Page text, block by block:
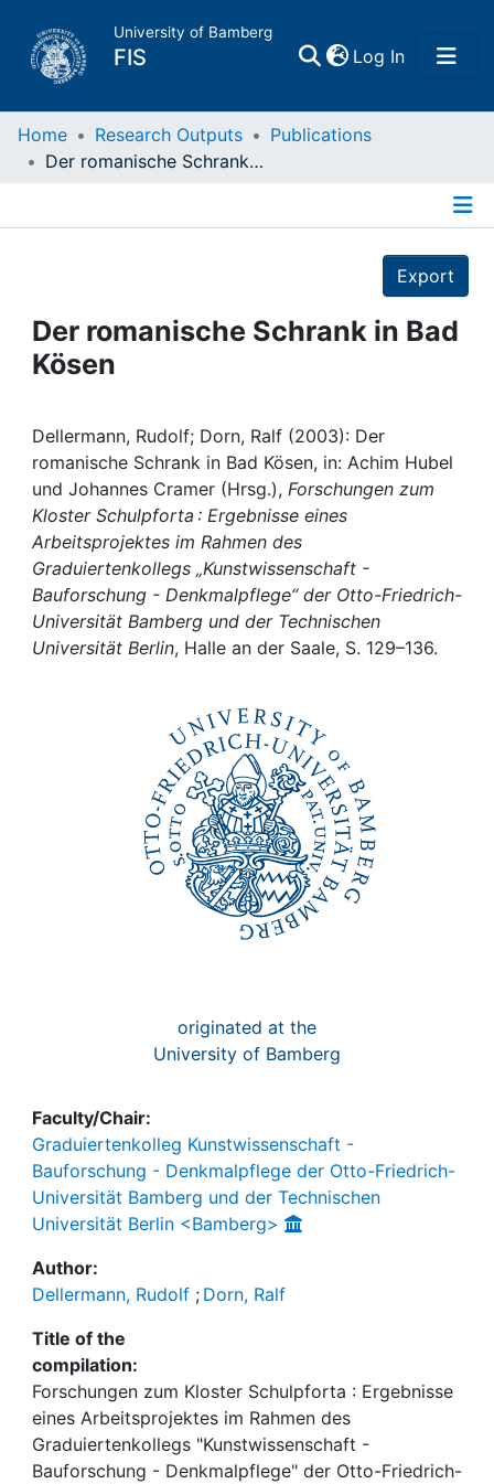
University of Bamberg
FIS Log In(current)
Home
People
Institutions
Awards
My FIS
Help
Home Research Outputs
Publications
Der romanische Schrank in Bad Kösen
Export
Der romanische Schrank in Bad
Kösen
Dellermann, Rudolf; Dorn, Ralf (2003): Der
romanische Schrank in Bad Kösen, in: Achim Hubel
und Johannes Cramer (Hrsg.), Forschungen zum
Kloster Schulpforta : Ergebnisse eines
Arbeitsprojektes im Rahmen des
Graduiertenkollegs „Kunstwissenschaft -
Bauforschung - Denkmalpflege“ der Otto-Friedrich-
Universität Bamberg und der Technischen
Universität Berlin, Halle an der Saale, S. 129–136.
originated at the
University of Bamberg
Faculty/Chair:
Graduiertenkolleg Kunstwissenschaft -
Bauforschung - Denkmalpflege der Otto-Friedrich-
Universität Bamberg und der Technischen
Universität Berlin <Bamberg>
Author:
Dellermann, Rudolf ; Dorn, Ralf
Title of the
compilation:
Forschungen zum Kloster Schulpforta : Ergebnisse
eines Arbeitsprojektes im Rahmen des
Graduiertenkollegs "Kunstwissenschaft -
Bauforschung - Denkmalpflege" der Otto-Friedrich-